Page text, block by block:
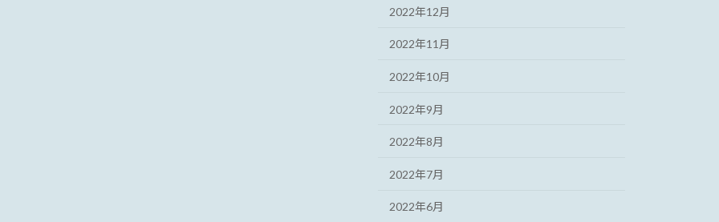
2022年12月
2022年11月
2022年10月
2022年9月
2022年8月
2022年7月
2022年6月